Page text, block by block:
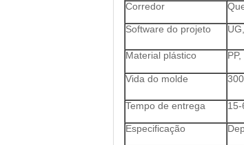
Corredor
Software do projeto
Material plástico
Vida do molde
Tempo de entrega
Especificação